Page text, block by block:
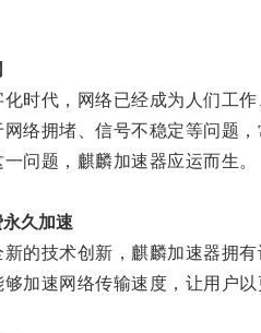
代，网络已经成为人们工作
拥堵、信号不稳定等问题，
题，麒麟加速器应运而生。
久加速
技术创新，麒麟加速器拥有
速网络传输速度，让用户以